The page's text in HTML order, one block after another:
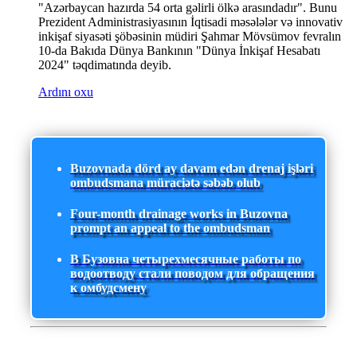
"Azərbaycan hazırda 54 orta gəlirli ölkə arasındadır". Bunu
Prezident Administrasiyasının İqtisadi məsələlər və innovativ
inkişaf siyasəti şöbəsinin müdiri Şahmar Mövsümov fevralın
10-da Bakıda Dünya Bankının "Dünya İnkişaf Hesabatı
2024" təqdimatında deyib.
Ardını oxu
Buzovnada dörd ay davam edən drenaj işləri
ombudsmana müraciətə səbəb olub
Four-month drainage works in Buzovna
prompt an appeal to the ombudsman
В Бузовна четырехмесячные работы по
водоотводу стали поводом для обращения
к омбудсмену